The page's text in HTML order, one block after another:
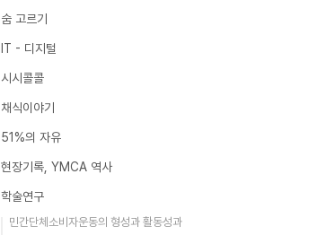
숨 고르기
IT - 디지털
시시콜콜
채식이야기
51%의 자유
현장기록, YMCA 역사
학술연구
민간단체소비자운동의 형성과 활동성과